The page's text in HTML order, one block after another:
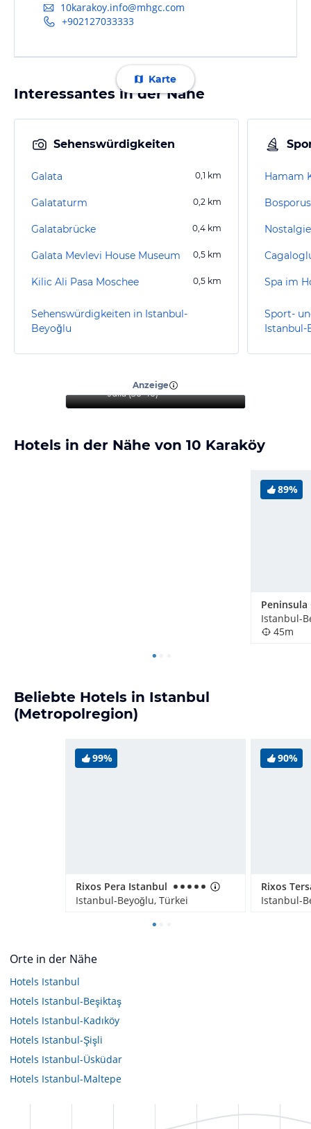
10karakoy.info@mhgc.com
+902127033333
Karte
Interessantes in der Nähe
Sehenswürdigkeiten
Galata 0,1 km
Galataturm 0,2 km
Galatabrücke 0,4 km
Galata Mevlevi House Museum 0,5 km
Kilic Ali Pasa Moschee 0,5 km
Sehenswürdigkeiten in Istanbul-
Beyoğlu
Hamam
Spa im
Sport-
Istanbul-
Anzeige
Julia(36-40)
Hotels in der Nähe von 10 Karaköy
89%
Istanbul-
45m
Beliebte Hotels in Istanbul
(Metropolregion)
99%
Rixos Pera Istanbul
Istanbul-Beyoğlu, Türkei
90%
Istanbul-
Orte in der Nähe
Hotels Istanbul
Hotels Istanbul-Beşiktaş
Hotels Istanbul-Kadıköy
Hotels Istanbul-Şişli
Hotels Istanbul-Üsküdar
Hotels Istanbul-Maltepe